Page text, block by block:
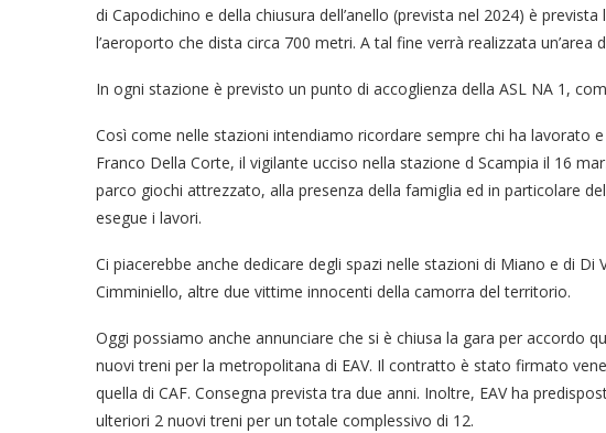
di Capodichino e della chiusura dell’anello (prevista nel 2024) è
l’aeroporto che dista circa 700 metri. A tal fine verrà realizzata un’area
In ogni stazione è previsto un punto di accoglienza della ASL NA 1,
Così come nelle stazioni intendiamo ricordare sempre chi ha lavorato
Franco Della Corte, il vigilante ucciso nella stazione d Scampia il 16
parco giochi attrezzato, alla presenza della famiglia ed in particolare
esegue i lavori.
Ci piacerebbe anche dedicare degli spazi nelle stazioni di Miano e di
Cimminiello, altre due vittime innocenti della camorra del territorio.
Oggi possiamo anche annunciare che si è chiusa la gara per accordo
nuovi treni per la metropolitana di EAV. Il contratto è stato firmato
quella di CAF. Consegna prevista tra due anni. Inoltre, EAV ha
ulteriori 2 nuovi treni per un totale complessivo di 12.